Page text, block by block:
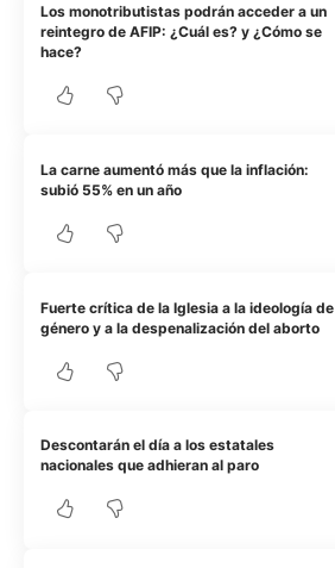
Los monotributistas podrán acceder a un
reintegro de AFIP: ¿Cuál es? y ¿Cómo se
hace?
La carne aumentó más que la inflación:
subió 55% en un año
Fuerte crítica de la Iglesia a la ideología de
género y a la despenalización del aborto
Descontarán el día a los estatales
nacionales que adhieran al paro